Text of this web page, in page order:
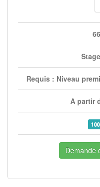
Requis : Niveau
A partir
Demande